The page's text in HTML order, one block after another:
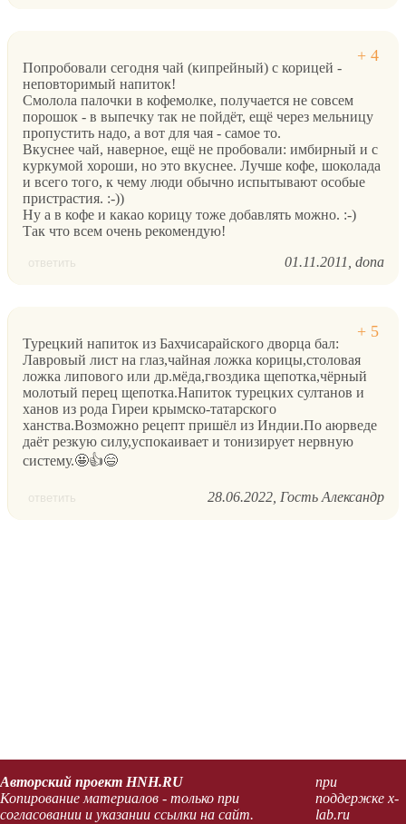
Попробовали сегодня чай (кипрейный) с корицей -
неповторимый напиток!
Смолола палочки в кофемолке, получается не совсем
порошок - в выпечку так не пойдёт, ещё через мельницу
пропустить надо, а вот для чая - самое то.
Вкуснее чай, наверное, ещё не пробовали: имбирный и с
куркумой хороши, но это вкуснее. Лучше кофе, шоколада
и всего того, к чему люди обычно испытывают особые
пристрастия. :-))
Ну а в кофе и какао корицу тоже добавлять можно. :-)
Так что всем очень рекомендую!
ответить 01.11.2011 dona
Турецкий напиток из Бахчисарайского дворца бал:
Лавровый лист на глаз,чайная ложка корицы,столовая
ложка липового или др.мёда,гвоздика щепотка,чёрный
молотый перец щепотка.Напиток турецких султанов и
ханов из рода Гиреи крымско-татарского
ханства.Возможно рецепт пришёл из Индии.По аюрведе
даёт резкую силу,успокаивает и тонизирует нервную
систему.🤩👍😄
ответить 28.06.2022 Гость Александр
Авторский проект HNH.RU
Копирование материалов - только при
согласовании и указании ссылки на сайт.
при
поддержке x-
lab.ru